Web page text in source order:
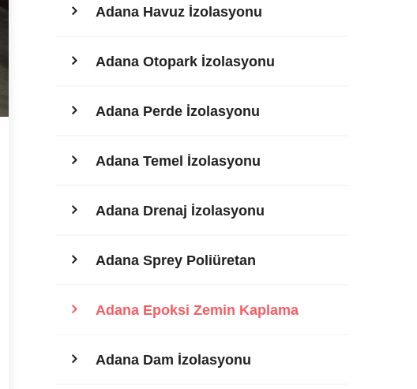
Adana Havuz İzolasyonu
Adana Otopark İzolasyonu
Adana Perde İzolasyonu
Adana Temel İzolasyonu
Adana Drenaj İzolasyonu
Adana Sprey Poliüretan
Adana Epoksi Zemin Kaplama
Adana Dam İzolasyonu